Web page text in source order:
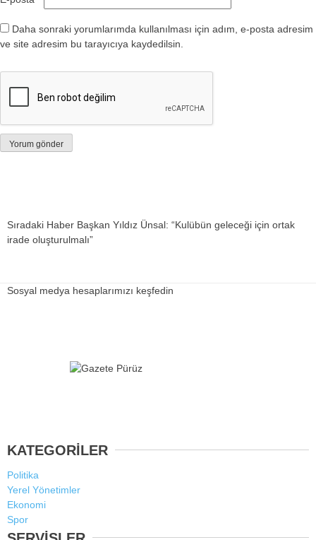
Daha sonraki yorumlarımda kullanılması için adım, e-posta adresim
ve site adresim bu tarayıcıya kaydedilsin.
Sıradaki Haber Başkan Yıldız Ünsal: “Kulübün geleceği için ortak
irade oluşturulmalı”
Sosyal medya hesaplarımızı keşfedin
KATEGORİLER
Politika
Yerel Yönetimler
Ekonomi
Spor